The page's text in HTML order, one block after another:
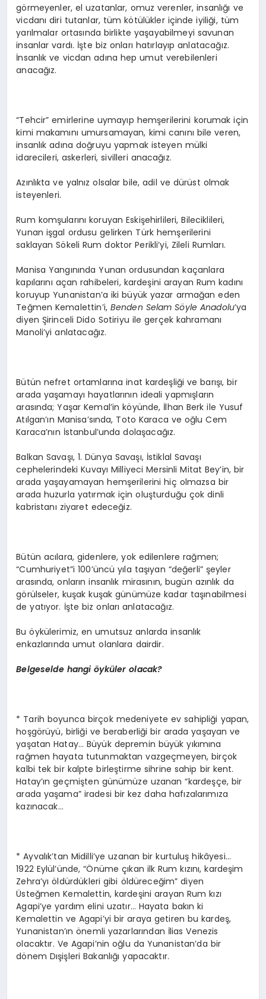
görmeyenler, el uzatanlar, omuz verenler, insanlığı ve
vicdanı diri tutanlar, tüm kötülükler içinde iyiliği, tüm
yarılmalar ortasında birlikte yaşayabilmeyi savunan
insanlar vardı. İşte biz onları hatırlayıp anlatacağız.
İnsanlık ve vicdan adına hep umut verebilenleri
anacağız.
“Tehcir” emirlerine uymayıp hemşerilerini korumak için
kimi makamını umursamayan, kimi canını bile veren,
insanlık adına doğruyu yapmak isteyen mülki
idarecileri, askerleri, sivilleri anacağız.
Azınlıkta ve yalnız olsalar bile, adil ve dürüst olmak
isteyenleri.
Rum komşularını koruyan Eskişehirlileri, Bileciklileri,
Yunan işgal ordusu gelirken Türk hemşerilerini
saklayan Sökeli Rum doktor Perikli’yi, Zileli Rumları.
Manisa Yangınında Yunan ordusundan kaçanlara
kapılarını açan rahibeleri, kardeşini arayan Rum kadını
koruyup Yunanistan’a iki büyük yazar armağan eden
Teğmen Kemalettin’i, Benden Selam Söyle Anadolu’ya
diyen Şirinceli Dido Sotiriyu ile gerçek kahramanı
Manoli’yi anlatacağız.
Bütün nefret ortamlarına inat kardeşliği ve barışı, bir
arada yaşamayı hayatlarının ideali yapmışların
arasında; Yaşar Kemal’in köyünde, İlhan Berk ile Yusuf
Atılgan’ın Manisa’sında, Toto Karaca ve oğlu Cem
Karaca’nın İstanbul’unda dolaşacağız.
Balkan Savaşı, 1. Dünya Savaşı, İstiklal Savaşı
cephelerindeki Kuvayı Milliyeci Mersinli Mitat Bey’in, bir
arada yaşayamayan hemşerilerini hiç olmazsa bir
arada huzurla yatırmak için oluşturduğu çok dinli
kabristanı ziyaret edeceğiz.
Bütün acılara, gidenlere, yok edilenlere rağmen;
“Cumhuriyet”i 100’üncü yıla taşıyan “değerli” şeyler
arasında, onların insanlık mirasının, bugün azınlık da
görülseler, kuşak kuşak günümüze kadar taşınabilmesi
de yatıyor. İşte biz onları anlatacağız.
Bu öykülerimiz, en umutsuz anlarda insanlık
enkazlarında umut olanlara dairdir.
Belgeselde hangi öyküler olacak?
* Tarih boyunca birçok medeniyete ev sahipliği yapan,
hoşgörüyü, birliği ve beraberliği bir arada yaşayan ve
yaşatan Hatay… Büyük depremin büyük yıkımına
rağmen hayata tutunmaktan vazgeçmeyen, birçok
kalbi tek bir kalpte birleştirme sihrine sahip bir kent.
Hatay’ın geçmişten günümüze uzanan “kardeşçe, bir
arada yaşama” iradesi bir kez daha hafızalarımıza
kazınacak…
* Ayvalık’tan Midilli’ye uzanan bir kurtuluş hikâyesi…
1922 Eylül’ünde, “Önüme çıkan ilk Rum kızını, kardeşim
Zehra’yı öldürdükleri gibi öldüreceğim” diyen
Üsteğmen Kemalettin, kardeşini arayan Rum kızı
Agapi’ye yardım elini uzatır… Hayata bakın ki
Kemalettin ve Agapi’yi bir araya getiren bu kardeş,
Yunanistan’ın önemli yazarlarından İlias Venezis
olacaktır. Ve Agapi’nin oğlu da Yunanistan’da bir
dönem Dışişleri Bakanlığı yapacaktır.